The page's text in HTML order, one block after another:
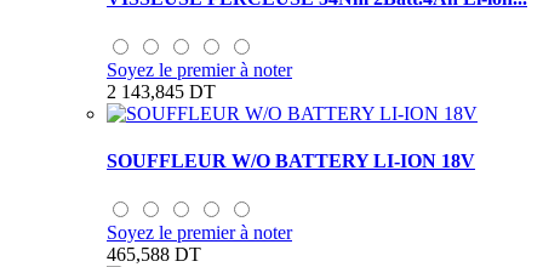
Soyez le premier à noter
2 143,845 DT
SOUFFLEUR W/O BATTERY LI-ION 18V
Soyez le premier à noter
465,588 DT